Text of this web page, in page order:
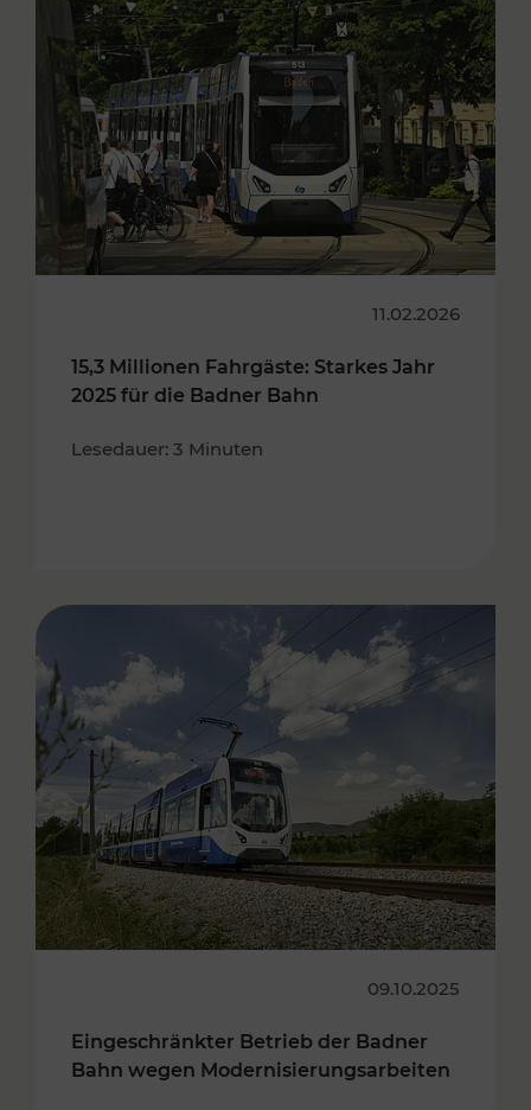
11.02.2026
15,3 Millionen Fahrgäste: Starkes Jahr
2025 für die Badner Bahn
Lesedauer: 3 Minuten
09.10.2025
Eingeschränkter Betrieb der Badner
Bahn wegen Modernisierungsarbeiten